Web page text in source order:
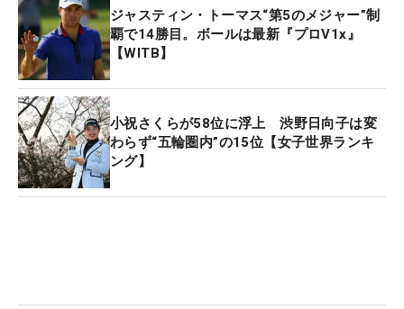
男子の五輪出場は「全米オープン」（6月17〜20
日）終了時の五輪ランキングで確定する。（文・武
川玲子＝米国在住）
ジャスティン・トーマス“第5のメジャー”制
覇で14勝目。ボールは最新『プロV1x』
【WITB】
小祝さくらが58位に浮上 渋野日向子は変
わらず“五輪圏内”の15位【女子世界ランキ
ング】